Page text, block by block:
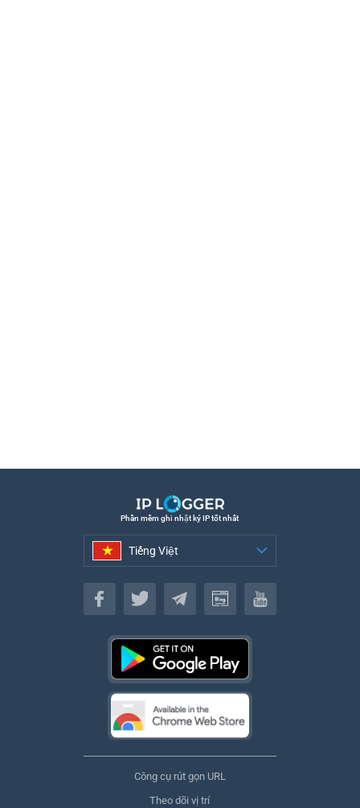
Phần mềm ghi nhật ký IP tốt nhất
Tiếng Việt
Tiếng Việt
Công cụ rút gọn URL
Theo dõi vị trí